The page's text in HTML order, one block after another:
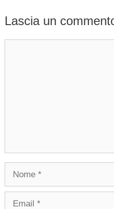
Lascia un
Nome
Email